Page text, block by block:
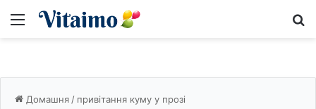
Меню
Домашня / привітання куму у прозі